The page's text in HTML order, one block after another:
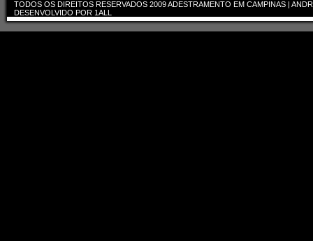
TODOS OS DIREITOS RESERVADOS 2009ADESTRAMENTO EM CAMPINAS |
DESENVOLVIDO POR 1ALL